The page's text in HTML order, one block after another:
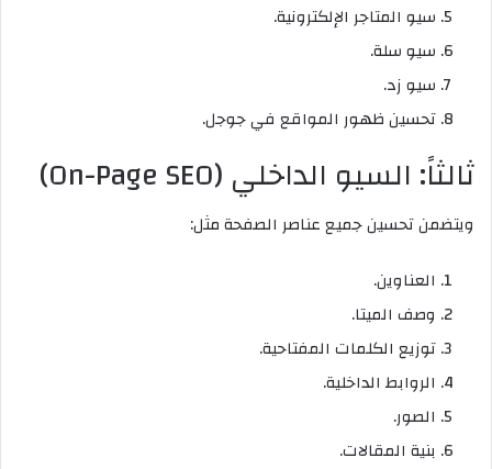
سيو المتاجر الإلكترونية.
سيو سلة.
سيو زد.
تحسين ظهور المواقع في جوجل.
ثالثاً: السيو الداخلي (On-Page SEO)
ويتضمن تحسين جميع عناصر الصفحة مثل:
العناوين.
وصف الميتا.
توزيع الكلمات المفتاحية.
الروابط الداخلية.
الصور.
بنية المقالات.